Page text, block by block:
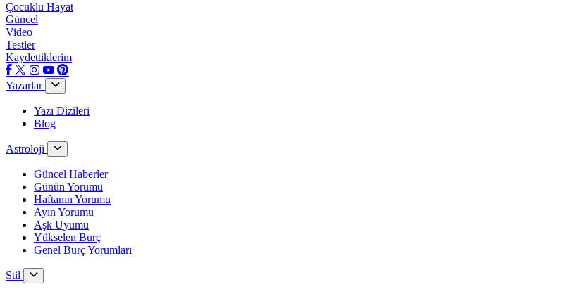
Çocuklu Hayat
Güncel
Video
Testler
Kaydettiklerim
Yazarlar
Yazı Dizileri
Blog
Astroloji
Güncel Haberler
Günün Yorumu
Haftanın Yorumu
Ayın Yorumu
Aşk Uyumu
Yükselen Burç
Genel Burç Yorumları
Stil